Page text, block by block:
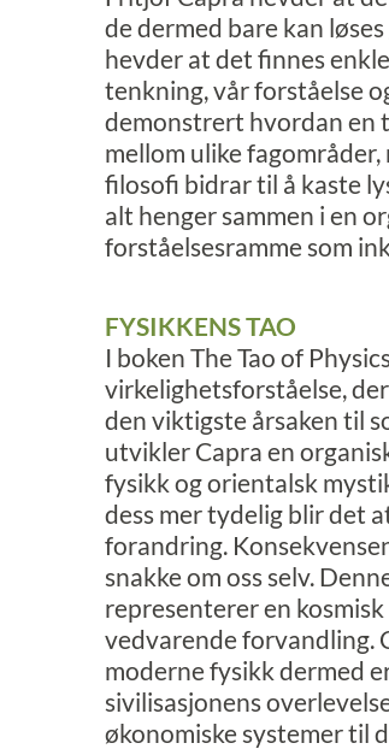
de dermed bare kan
hevder at det finnes
tenkning, vår forståelse
demonstrert hvordan
mellom ulike
filosofi bidrar til å kaste
alt henger sammen i en
forståelsesramme som
FYSIKKENS TAO
I boken The Tao of
virkelighetsforståelse,
den viktigste årsaken til
utvikler Capra en
fysikk og orientalsk
dess mer tydelig blir det
forandring.
snakke om oss selv.
representerer en
vedvarende forvandling.
moderne fysikk dermed
sivilisasjonens
økonomiske systemer til